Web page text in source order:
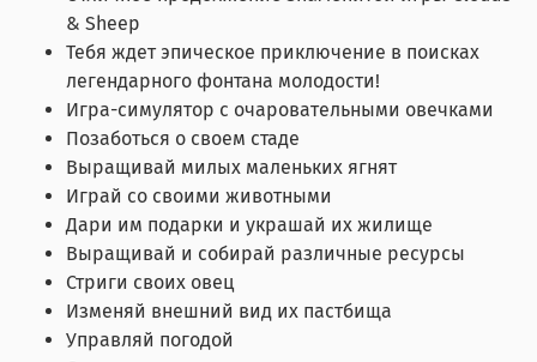
& Sheep
Тебя ждет эпическое приключение в поисках
легендарного фонтана молодости!
Игра-симулятор с очаровательными овечками
Позаботься о своем стаде
Выращивай милых маленьких ягнят
Играй со своими животными
Дари им подарки и украшай их жилище
Выращивай и собирай различные ресурсы
Стриги своих овец
Изменяй внешний вид их пастбища
Управляй погодой